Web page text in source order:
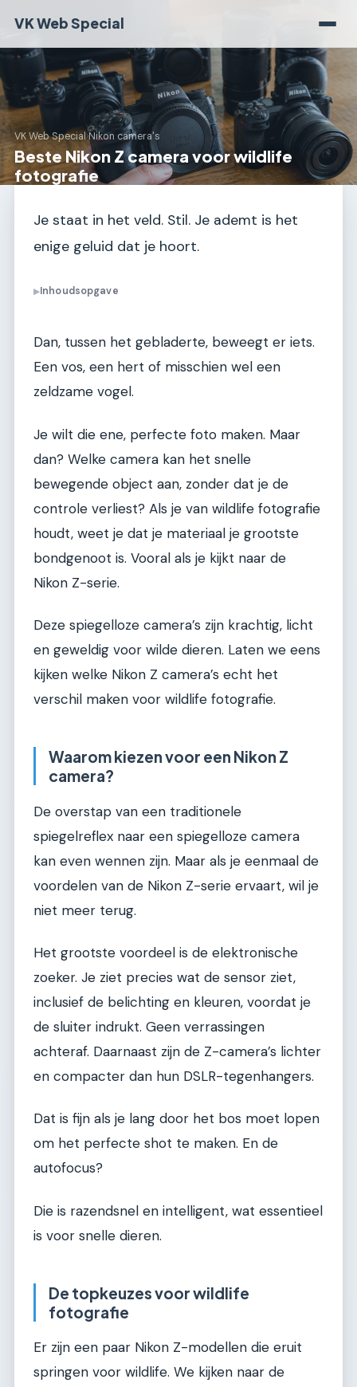
VK Web Special
VK Web Special›Nikon camera's
Beste Nikon Z camera voor wildlife
fotografie
Je staat in het veld. Stil. Je ademt is het
enige geluid dat je hoort.
▶Inhoudsopgave
Dan, tussen het gebladerte, beweegt er iets.
Een vos, een hert of misschien wel een
zeldzame vogel.
Je wilt die ene, perfecte foto maken. Maar
dan? Welke camera kan het snelle
bewegende object aan, zonder dat je de
controle verliest? Als je van wildlife fotografie
houdt, weet je dat je materiaal je grootste
bondgenoot is. Vooral als je kijkt naar de
Nikon Z-serie.
Deze spiegelloze camera’s zijn krachtig, licht
en geweldig voor wilde dieren. Laten we eens
kijken welke Nikon Z camera’s echt het
verschil maken voor wildlife fotografie.
Waarom kiezen voor een Nikon Z
camera?
De overstap van een traditionele
spiegelreflex naar een spiegelloze camera
kan even wennen zijn. Maar als je eenmaal de
voordelen van de Nikon Z-serie ervaart, wil je
niet meer terug.
Het grootste voordeel is de elektronische
zoeker. Je ziet precies wat de sensor ziet,
inclusief de belichting en kleuren, voordat je
de sluiter indrukt. Geen verrassingen
achteraf. Daarnaast zijn de Z-camera’s lichter
en compacter dan hun DSLR-tegenhangers.
Dat is fijn als je lang door het bos moet lopen
om het perfecte shot te maken. En de
autofocus?
Die is razendsnel en intelligent, wat essentieel
is voor snelle dieren.
De topkeuzes voor wildlife
fotografie
Er zijn een paar Nikon Z-modellen die eruit
springen voor wildlife. We kijken naar de